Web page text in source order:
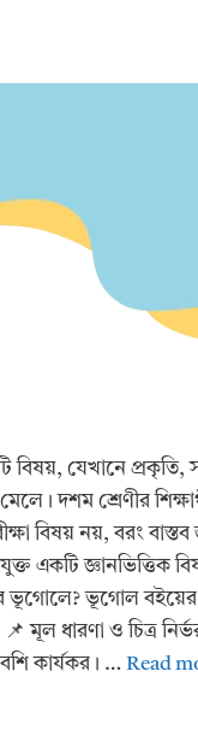
যেখানে প্রকৃতি,
দশম শ্রেণীর
বিষয় নয়, বরং বাস্তব
একটি জ্ঞানভিত্তিক
ভূগোলে? ভূগোল বইয়ের
মূল ধারণা ও চিত্র
কার্যকর। … Read